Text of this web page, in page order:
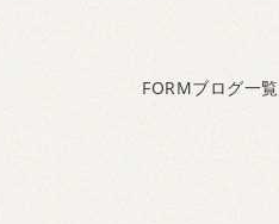
FORMブログ一覧